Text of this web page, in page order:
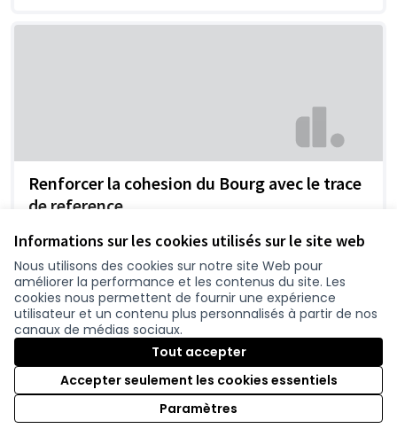
Informations sur les cookies utilisés sur le site web
Nous utilisons des cookies sur notre site Web pour
améliorer la performance et les contenus du site. Les
cookies nous permettent de fournir une expérience
utilisateur et un contenu plus personnalisés à partir de nos
canaux de médias sociaux.
Tout accepter
Accepter seulement les cookies essentiels
Paramètres
Renforcer la cohesion du Bourg avec le trace
de reference
Contournement Sainte Pazanne?